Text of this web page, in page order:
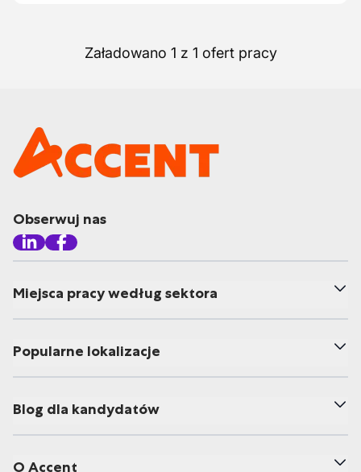
Załadowano 1 z 1 ofert pracy
Obserwuj nas
Miejsca pracy według sektora
Popularne lokalizacje
Blog dla kandydatów
O Accent